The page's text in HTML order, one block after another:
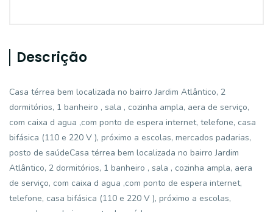
Descrição
Casa térrea bem localizada no bairro Jardim Atlântico, 2
dormitórios, 1 banheiro , sala , cozinha ampla, aera de serviço,
com caixa d agua ,com ponto de espera internet, telefone, casa
bifásica (110 e 220 V ), próximo a escolas, mercados padarias,
posto de saúdeCasa térrea bem localizada no bairro Jardim
Atlântico, 2 dormitórios, 1 banheiro , sala , cozinha ampla, aera
de serviço, com caixa d agua ,com ponto de espera internet,
telefone, casa bifásica (110 e 220 V ), próximo a escolas,